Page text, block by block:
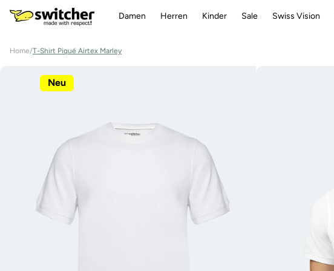
zum
Inhalt
Damen Herren Kinder Sale Swiss Vision
Home/T-Shirt Piqué Airtex Marley
Neu
Produktinformationen